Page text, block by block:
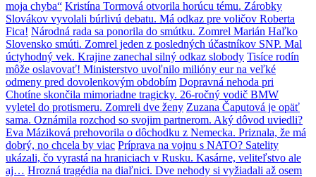
moja chyba“ Kristína Tormová otvorila horúcu tému. Zárobky
Slovákov vyvolali búrlivú debatu. Má odkaz pre voličov Roberta
Fica! Národná rada sa ponorila do smútku. Zomrel Marián Haľko
Slovensko smúti. Zomrel jeden z posledných účastníkov SNP. Mal
úctyhodný vek. Krajine zanechal silný odkaz slobody Tisíce rodín
môže oslavovať! Ministerstvo uvoľnilo milióny eur na veľké
odmeny pred dovolenkovým obdobím Dopravná nehoda pri
Chotíne skončila mimoriadne tragicky. 26-ročný vodič BMW
vyletel do protismeru. Zomreli dve ženy Zuzana Čaputová je opäť
sama. Oznámila rozchod so svojim partnerom. Aký dôvod uviedli?
Eva Máziková prehovorila o dôchodku z Nemecka. Priznala, že má
dobrý, no chcela by viac Príprava na vojnu s NATO? Satelity
ukázali, čo vyrastá na hraniciach v Rusku. Kasárne, veliteľstvo ale
aj… Hrozná tragédia na diaľnici. Dve nehody si vyžiadali až osem